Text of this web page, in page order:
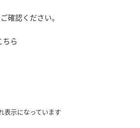
確認ください。
ら
表示になっています